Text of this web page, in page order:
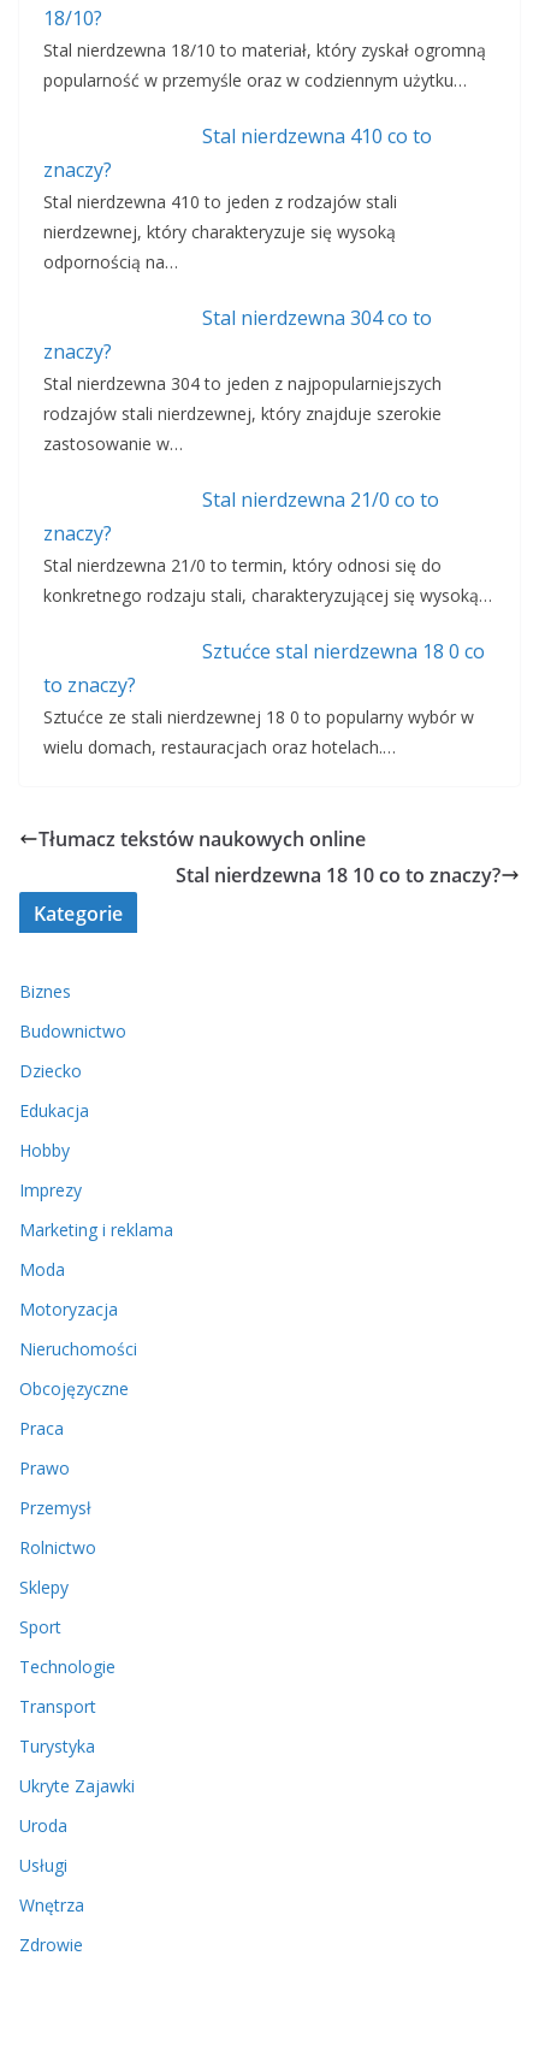
18/10?
Stal nierdzewna 18/10 to materiał, który zyskał ogromną
popularność w przemyśle oraz w codziennym użytku…
Stal nierdzewna 410 co to
znaczy?
Stal nierdzewna 410 to jeden z rodzajów stali
nierdzewnej, który charakteryzuje się wysoką
odpornością na…
Stal nierdzewna 304 co to
znaczy?
Stal nierdzewna 304 to jeden z najpopularniejszych
rodzajów stali nierdzewnej, który znajduje szerokie
zastosowanie w…
Stal nierdzewna 21/0 co to
znaczy?
Stal nierdzewna 21/0 to termin, który odnosi się do
konkretnego rodzaju stali, charakteryzującej się wysoką…
Sztućce stal nierdzewna 18 0 co
to znaczy?
Sztućce ze stali nierdzewnej 18 0 to popularny wybór w
wielu domach, restauracjach oraz hotelach.…
Tłumacz tekstów naukowych online
Stal nierdzewna 18 10 co to znaczy?
Kategorie
Biznes
Budownictwo
Dziecko
Edukacja
Hobby
Imprezy
Marketing i reklama
Moda
Motoryzacja
Nieruchomości
Obcojęzyczne
Praca
Prawo
Przemysł
Rolnictwo
Sklepy
Sport
Technologie
Transport
Turystyka
Ukryte Zajawki
Uroda
Usługi
Wnętrza
Zdrowie